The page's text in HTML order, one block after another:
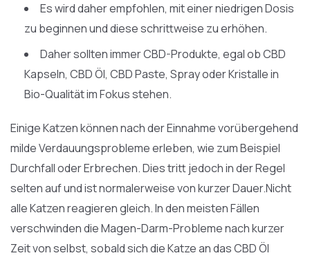
Es wird daher empfohlen, mit einer niedrigen Dosis
zu beginnen und diese schrittweise zu erhöhen.
Daher sollten immer CBD-Produkte, egal ob CBD
Kapseln, CBD Öl, CBD Paste, Spray oder Kristalle in
Bio-Qualität im Fokus stehen.
Einige Katzen können nach der Einnahme vorübergehend
milde Verdauungsprobleme erleben, wie zum Beispiel
Durchfall oder Erbrechen. Dies tritt jedoch in der Regel
selten auf und ist normalerweise von kurzer Dauer.Nicht
alle Katzen reagieren gleich. In den meisten Fällen
verschwinden die Magen-Darm-Probleme nach kurzer
Zeit von selbst, sobald sich die Katze an das CBD Öl